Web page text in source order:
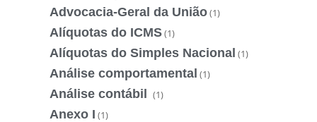
Advocacia-Geral da União(1)
Alíquotas do ICMS(1)
Alíquotas do Simples Nacional (1)
Análise comportamental (1)
Análise contábil (1)
Anexo I (1)